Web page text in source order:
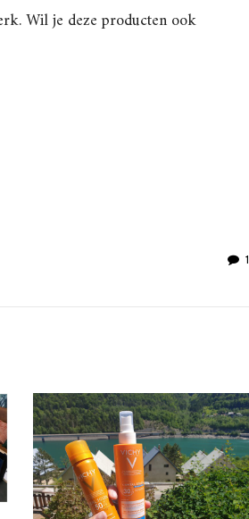
Wil je deze producten ook
1